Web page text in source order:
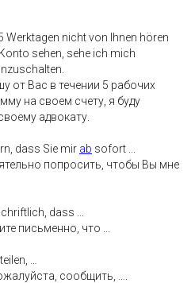
Werktagen nicht von Ihnen hören
sehen, sehe ich mich
от Вас в течении 5 рабочих
на своем счету, я буду
адвокату.
dass Sie mir ab sofort ...
попросить, чтобы Вы мне
dass ...
письменно, что ...
…
сообщить, ….